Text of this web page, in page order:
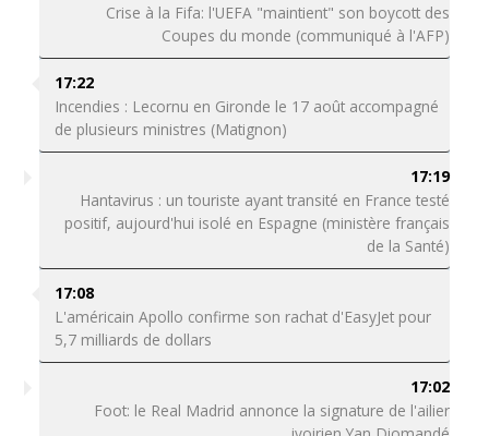
Crise à la Fifa: l'UEFA "maintient" son boycott des
Coupes du monde (communiqué à l'AFP)
17:22
Incendies : Lecornu en Gironde le 17 août accompagné
de plusieurs ministres (Matignon)
17:19
Hantavirus : un touriste ayant transité en France testé
positif, aujourd'hui isolé en Espagne (ministère français
de la Santé)
17:08
L'américain Apollo confirme son rachat d'EasyJet pour
5,7 milliards de dollars
17:02
Foot: le Real Madrid annonce la signature de l'ailier